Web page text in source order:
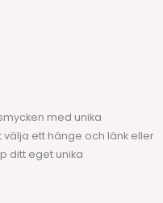
med unika
ett hänge och länk eller
ditt eget unika